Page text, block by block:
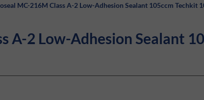
MC-216M Class A-2 Low-Adhesion Sealant 105ccm Techkit
A-2 Low-Adhesion Sealant